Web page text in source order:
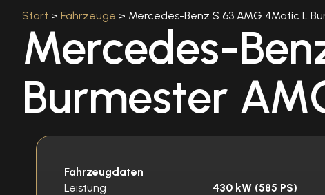
Start > Fahrzeuge > Mercedes-Benz S 63 AMG 4Matic L
Mercedes-
Burmester
Fahrzeugdaten
Leistung
430 kW (585 PS)